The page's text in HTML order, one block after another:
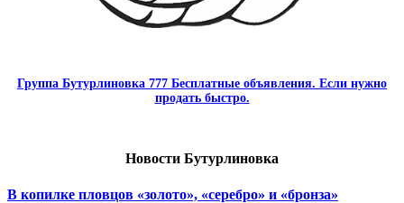
Группа Бутурлиновка 777 Бесплатные объявления. Если нужно
продать быстро.
Новости Бутурлиновка
В копилке пловцов «золото», «серебро» и «бронза»